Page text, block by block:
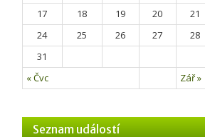
17
18 19 20 21
24
25 26 27 28
31
« Čvc
Zář »
Seznam událostí